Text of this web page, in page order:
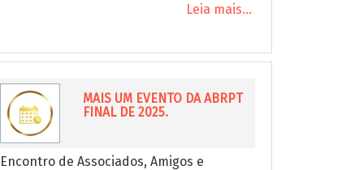
Leia mais...
MAIS UM EVENTO DA ABRPT
FINAL DE 2025.
Encontro de Associados, Amigos e